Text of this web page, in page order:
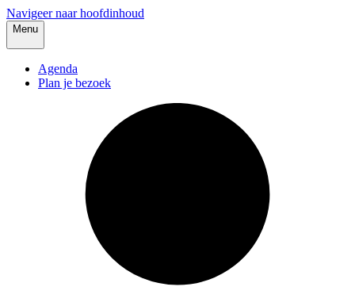
Navigeer naar hoofdinhoud
Menu
Agenda
Plan je bezoek